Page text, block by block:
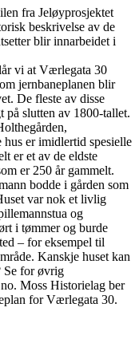
fra Jeløyprosjektet
beskrivelse av de
blir innarbeidet i
vi at Værlegata 30
jernbaneplanen blir
De fleste av disse
på slutten av 1800-tallet.
er imidlertid spesielle
er et av de eldste
er 250 år gammelt.
bodde i gården som
var nok et livlig
og
i tømmer og burde
– for eksempel til
Kanskje huset kan
Se for øvrig
Moss Historielag ber
for Værlegata 30.